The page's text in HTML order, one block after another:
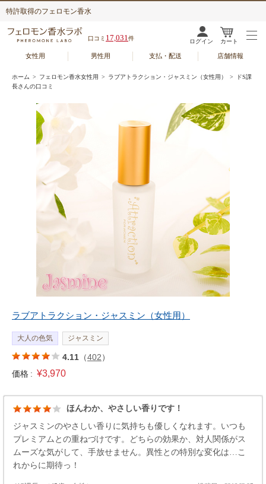
特許取得のフェロモン香水
口コミ 17,031件 ログイン カート
女性用 男性用 支払・配送 店舗情報
ホーム > フェロモン香水女性用 > ラブアトラクション・ジャスミン（女性用）
> ドS課
長さんの口コミ
ラブアトラクション・ジャスミン（女性用）
大人の色気 ジャスミン
4.11 （402）
価格 : ¥3,970
ほんわか、やさしい香りです！
ジャスミンのやさしい香りに気持ちも優しくなれます。いつも
プレミアムとの重ねづけです。どちらの効果か、対人関係がス
ムーズな気がして、手放せません。異性との特別な変化は…こ
れからに期待っ！